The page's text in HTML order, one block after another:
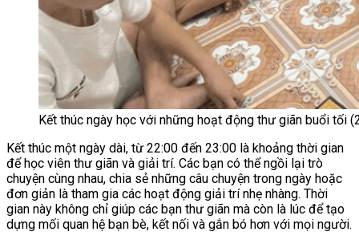
Kết thúc ngày học với những hoạt động thư giãn buổi tối
Kết thúc một ngày dài, từ 22:00 đến 23:00 là khoảng thời gian
để học viên thư giãn và giải trí. Các bạn có thể ngồi lại trò
chuyện cùng nhau, chia sẻ những câu chuyện trong ngày hoặc
đơn giản là tham gia các hoạt động giải trí nhẹ nhàng. Thời
gian này không chỉ giúp các bạn thư giãn mà còn là lúc để tạo
dựng mối quan hệ bạn bè, kết nối và gắn bó hơn với mọi người.